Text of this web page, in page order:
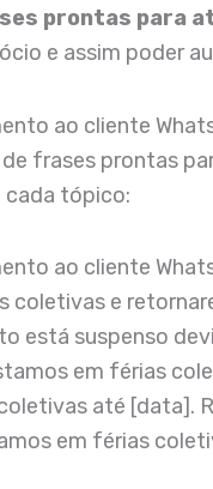
prontas para
e assim poder
ao cliente
frases prontas
cada tópico:
ao cliente
coletivas e
está suspenso
em férias
até [data].
em férias